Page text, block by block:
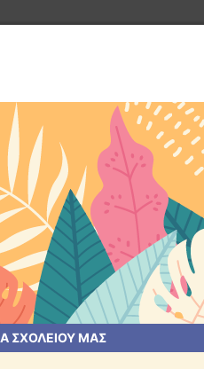
ΣΧΟΛΕΊΟΥ ΜΑΣ